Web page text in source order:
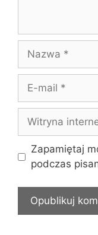
Nazwa
Witryna
internetowa
Zapamiętaj
podczas